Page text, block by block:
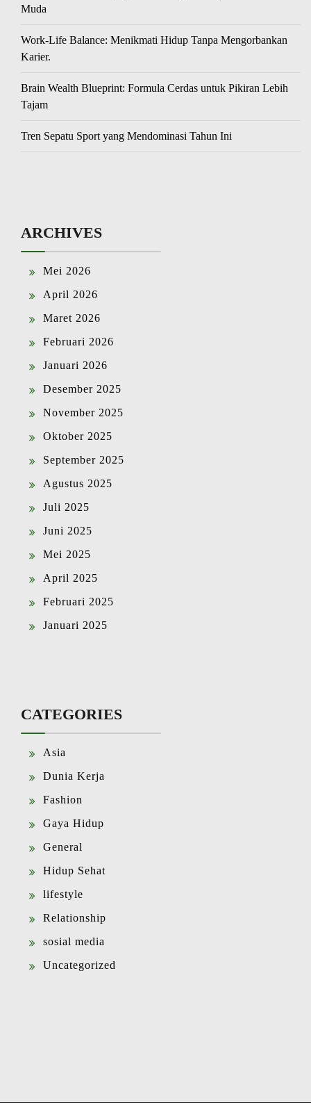
Muda
Work-Life Balance: Menikmati Hidup Tanpa Mengorbankan
Karier.
Brain Wealth Blueprint: Formula Cerdas untuk Pikiran Lebih
Tajam
Tren Sepatu Sport yang Mendominasi Tahun Ini
ARCHIVES
Mei 2026
April 2026
Maret 2026
Februari 2026
Januari 2026
Desember 2025
November 2025
Oktober 2025
September 2025
Agustus 2025
Juli 2025
Juni 2025
Mei 2025
April 2025
Februari 2025
Januari 2025
CATEGORIES
Asia
Dunia Kerja
Fashion
Gaya Hidup
General
Hidup Sehat
lifestyle
Relationship
sosial media
Uncategorized